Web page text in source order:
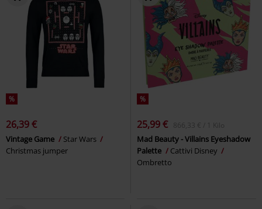
%
26,39 €
Vintage Game
Star Wars
Christmas jumper
%
25,99 € 866,33 € / 1 Kilo
Mad Beauty - Villains Eyeshadow
Palette
Cattivi Disney
Ombretto